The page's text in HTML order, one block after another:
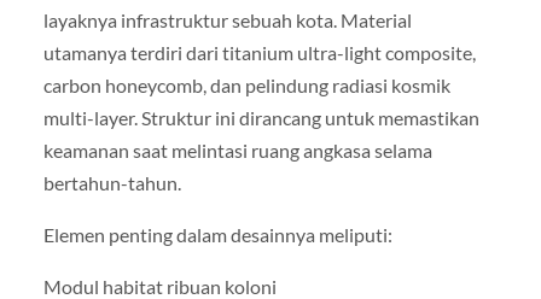
layaknya infrastruktur sebuah kota. Material
utamanya terdiri dari titanium ultra-light composite,
carbon honeycomb, dan pelindung radiasi kosmik
multi-layer. Struktur ini dirancang untuk memastikan
keamanan saat melintasi ruang angkasa selama
bertahun-tahun.
Elemen penting dalam desainnya meliputi:
Modul habitat ribuan koloni